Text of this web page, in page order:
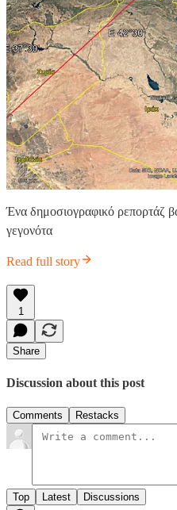
Ένα δημοσιογραφικό ρεπορτάζ
γεγονότα
Read full story
1
Share
Discussion about this post
Comments Restacks
Top Latest Discussions